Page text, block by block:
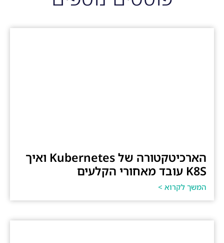
הארכיטקטורה של Kubernetes ואיך
K8S עובד מאחורי הקלעים
המשך לקרוא >